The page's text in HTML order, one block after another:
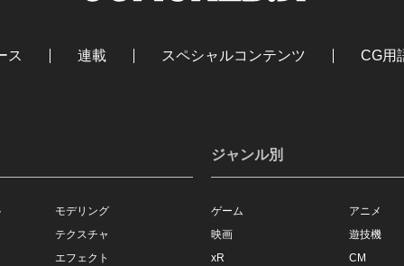
ス 連載 スペシャルコンテンツ CG用
モデリング
テクスチャ
エフェクト
ジャンル別
ゲーム
アニメ
映画
遊技機
xR
CM